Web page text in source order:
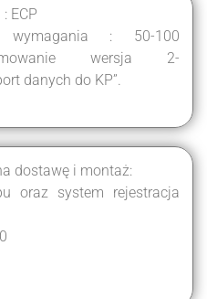
ECP
wymagania : 50-100
wersja 2-
danych do KP”.
dostawę i montaż:
oraz system rejestracja